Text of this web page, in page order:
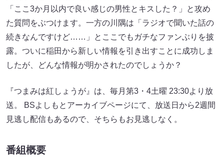
「ここ3か月以内で良い感じの男性とキスした？」と攻め
た質問をぶつけます。一方の川隅は「ラジオで聞いた話の
続きなんですけど……」とここでもガチなファンぶりを披
露。ついに稲田から新しい情報を引き出すことに成功しま
したが、どんな情報が明かされたのでしょうか？
『つまみは紅しょうが』は、毎月第3・4土曜 23:30より放
送。 BSよしもとアーカイブページにて、放送日から2週間
見逃し配信もあるので、そちらもお見逃しなく。
番組概要